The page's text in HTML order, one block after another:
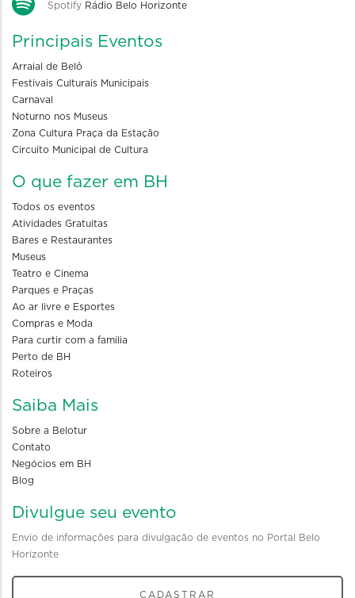
Spotify Rádio Belo Horizonte
Principais Eventos
Arraial de Belô
Festivais Culturais Municipais
Carnaval
Noturno nos Museus
Zona Cultura Praça da Estação
Circuito Municipal de Cultura
O que fazer em BH
Todos os eventos
Atividades Gratuitas
Bares e Restaurantes
Museus
Teatro e Cinema
Parques e Praças
Ao ar livre e Esportes
Compras e Moda
Para curtir com a familia
Perto de BH
Roteiros
Saiba Mais
Sobre a Belotur
Contato
Negócios em BH
Blog
Divulgue seu evento
Envio de informações para divulgação de eventos no Portal Belo
Horizonte
CADASTRAR